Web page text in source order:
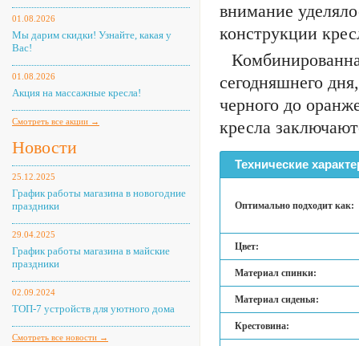
01.08.2026
Мы дарим скидки! Узнайте, какая у
Вас!
01.08.2026
Акция на массажные кресла!
Смотреть все акции →
Новости
25.12.2025
График работы магазина в новогодние
праздники
29.04.2025
График работы магазина в майские
праздники
02.09.2024
ТОП-7 устройств для уютного дома
Смотреть все новости →
внимание
конструкции
сегодняшнего
черного до
кресла
Технические
Оптимально подходит как:
Цвет:
Материал спинки:
Материал сиденья:
Крестовина: